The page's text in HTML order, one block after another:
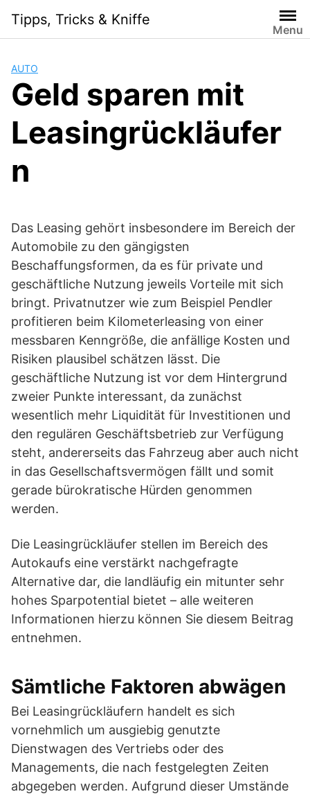
content
Tipps, Tricks & Kniffe
Menu
AUTO
Geld sparen mit
Leasingrückläufer
n
Das Leasing gehört insbesondere im Bereich der
Automobile zu den gängigsten
Beschaffungsformen, da es für private und
geschäftliche Nutzung jeweils Vorteile mit sich
bringt. Privatnutzer wie zum Beispiel Pendler
profitieren beim Kilometerleasing von einer
messbaren Kenngröße, die anfällige Kosten und
Risiken plausibel schätzen lässt. Die
geschäftliche Nutzung ist vor dem Hintergrund
zweier Punkte interessant, da zunächst
wesentlich mehr Liquidität für Investitionen und
den regulären Geschäftsbetrieb zur Verfügung
steht, andererseits das Fahrzeug aber auch nicht
in das Gesellschaftsvermögen fällt und somit
gerade bürokratische Hürden genommen
werden.
Die Leasingrückläufer stellen im Bereich des
Autokaufs eine verstärkt nachgefragte
Alternative dar, die landläufig ein mitunter sehr
hohes Sparpotential bietet – alle weiteren
Informationen hierzu können Sie diesem Beitrag
entnehmen.
Sämtliche Faktoren abwägen
Bei Leasingrückläufern handelt es sich
vornehmlich um ausgiebig genutzte
Dienstwagen des Vertriebs oder des
Managements, die nach festgelegten Zeiten
abgegeben werden. Aufgrund dieser Umstände